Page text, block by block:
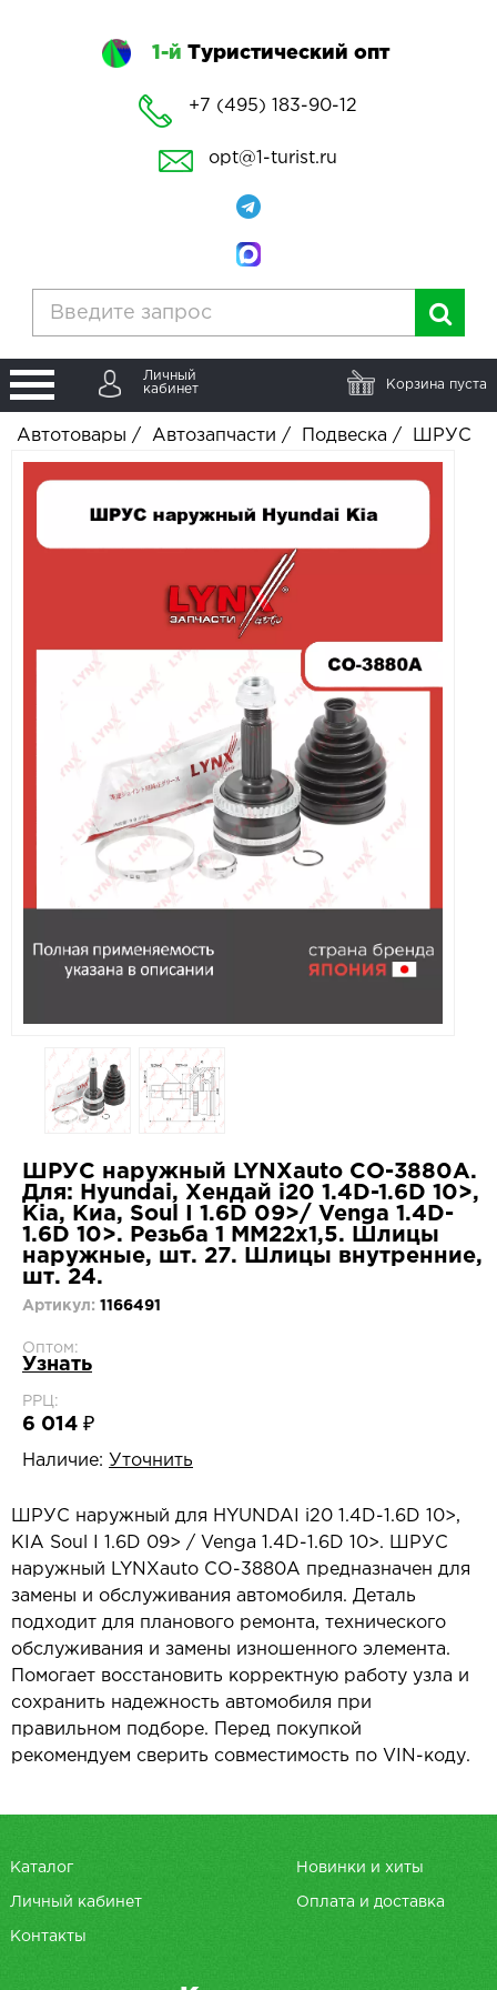
1-й Туристический опт
+7 (495) 183-90-12
opt@1-turist.ru
Личный
кабинет
Корзина пуста
Автотовары / Автозапчасти / Подвеска / ШРУС
ШРУС наружный LYNXauto CO-3880A.
Для: Hyundai, Хендай i20 1.4D-1.6D 10>,
Kia, Киа, Soul I 1.6D 09>/ Venga 1.4D-
1.6D 10>. Резьба 1 MM22x1,5. Шлицы
наружные, шт. 27. Шлицы внутренние,
шт. 24.
Артикул: 1166491
Оптом:
Узнать
РРЦ:
6 014 ₽
Наличие: Уточнить
ШРУС наружный для HYUNDAI i20 1.4D-1.6D 10>,
KIA Soul I 1.6D 09> / Venga 1.4D-1.6D 10>. ШРУС
наружный LYNXauto CO-3880A предназначен для
замены и обслуживания автомобиля. Деталь
подходит для планового ремонта, технического
обслуживания и замены изношенного элемента.
Помогает восстановить корректную работу узла и
сохранить надежность автомобиля при
правильном подборе. Перед покупкой
рекомендуем сверить совместимость по VIN-коду.
Каталог Новинки и хиты
Личный кабинет Оплата и доставка
Контакты